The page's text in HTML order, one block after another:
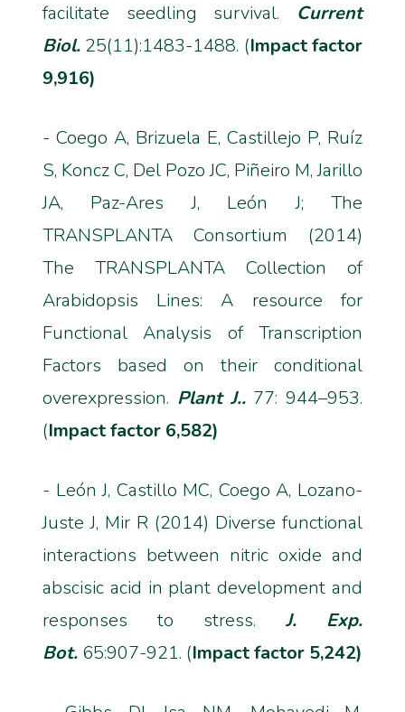
facilitate seedling survival. Current
Biol.25(11):1483-1488. (Impact factor
9,916)
- Coego A, Brizuela E, Castillejo P, Ruíz
S, Koncz C, Del Pozo JC, Piñeiro M, Jarillo
JA, Paz-Ares J, León J; The
TRANSPLANTA Consortium (2014)
The TRANSPLANTA Collection of
Arabidopsis Lines: A resource for
Functional Analysis of Transcription
Factors based on their conditional
overexpression. Plant J..77: 944–953.
(Impact factor 6,582)
- León J, Castillo MC, Coego A, Lozano-
Juste J, Mir R (2014) Diverse functional
interactions between nitric oxide and
abscisic acid in plant development and
responses to stress.J. Exp.
Bot.65:907-921. (Impact factor 5,242)